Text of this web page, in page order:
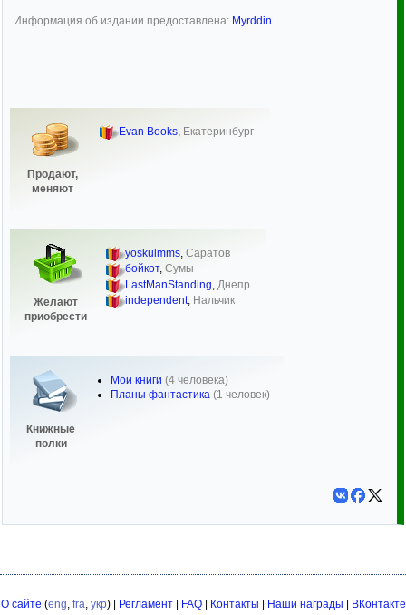
Информация об издании предоставлена: Myrddin
Продают,
меняют
Evan Books, Екатеринбург
Желают
приобрести
yoskulmms, Саратов
бойкот, Сумы
LastManStanding Днепр
independent, Нальчик
Книжные
полки
Мои книги (4 человека)
Планы фантастика (1 человек)
О сайте (eng, fra, укр) | Регламент| FAQ| Контакты Наши награды ВКонтакте